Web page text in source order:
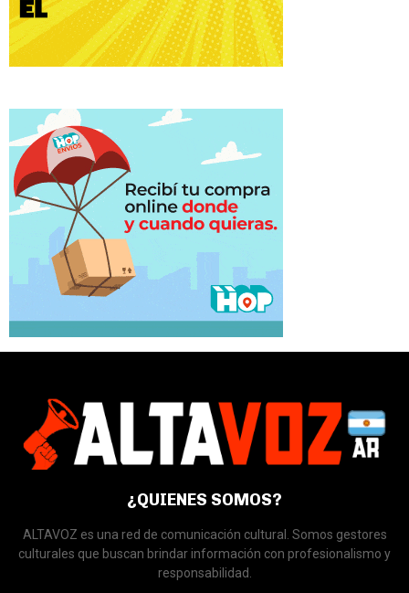
¿QUIENES SOMOS?
ALTAVOZ es una red de comunicación cultural. Somos gestores
culturales que buscan brindar información con profesionalismo y
responsabilidad.